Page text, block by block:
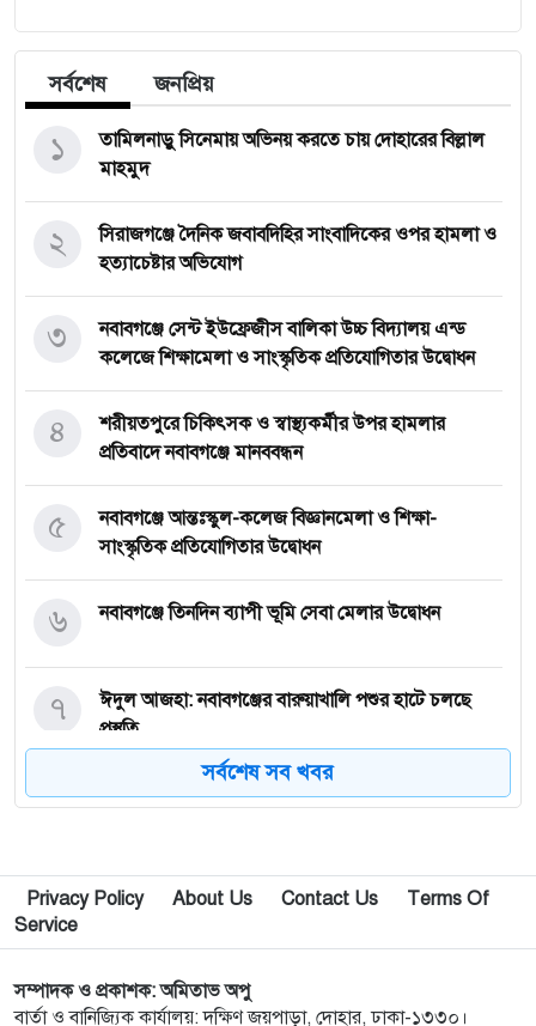
সর্বশেষ জনপ্রিয়
তামিলনাড়ু সিনেমায় অভিনয় করতে চায় দোহারের বিল্লাল
মাহমুদ
১
সিরাজগঞ্জে দৈনিক জবাবদিহির সাংবাদিকের ওপর হামলা ও
হত্যাচেষ্টার অভিযোগ
২
নবাবগঞ্জে সেন্ট ইউফ্রেজীস বালিকা উচ্চ বিদ্যালয় এন্ড
কলেজে শিক্ষামেলা ও সাংস্কৃতিক প্রতিযোগিতার উদ্বোধন
৩
শরীয়তপুরে চিকিৎসক ও স্বাস্থ্যকর্মীর উপর হামলার
প্রতিবাদে নবাবগঞ্জে মানববন্ধন
৪
নবাবগঞ্জে আন্তঃস্কুল-কলেজ বিজ্ঞানমেলা ও শিক্ষা-
সাংস্কৃতিক প্রতিযোগিতার উদ্বোধন
৫
নবাবগঞ্জে তিনদিন ব্যাপী ভূমি সেবা মেলার উদ্বোধন
৬
ঈদুল আজহা: নবাবগঞ্জের বারুয়াখালি পশুর হাটে চলছে
প্রস্তুতি
৭
নবাবগঞ্জে পরিস্কার পরিচ্ছন্নতা অভিযানে এমপি
৮
পপুলার লাইফ ইন্স্যুরেন্স পিএলসির নবাবগঞ্জ অঞ্চলে বার্ষিক
সম্মেলন ও চেক হস্তান্তর
৯
আবু সাঈদ হত্যা মামলা: বেরোবি’র সাবেক ভিসি হাসিবুর
রশীদকে কারাগারে প্রেরণ
১০
সর্বশেষ সব খবর
Privacy Policy About Us Contact Us
Terms Of
Service
সম্পাদক ও প্রকাশক: অমিতাভ অপু
বার্তা ও বানিজ্যিক কার্যালয়: দক্ষিণ জয়পাড়া, দোহার, ঢাকা-১৩৩০।